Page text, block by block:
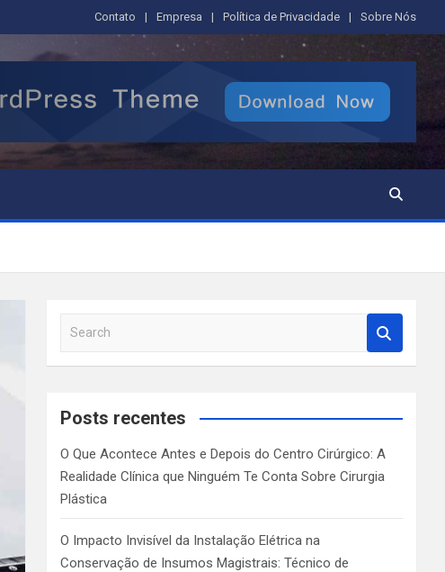
Contato Empresa Política de Privacidade Sobre Nós
a
c
Posts recentes
O Que Acontece Antes e Depois do Centro Cirúrgico: A
Realidade Clínica que Ninguém Te Conta Sobre Cirurgia
Plástica
O Impacto Invisível da Instalação Elétrica na
Conservação de Insumos Magistrais: Técnico de